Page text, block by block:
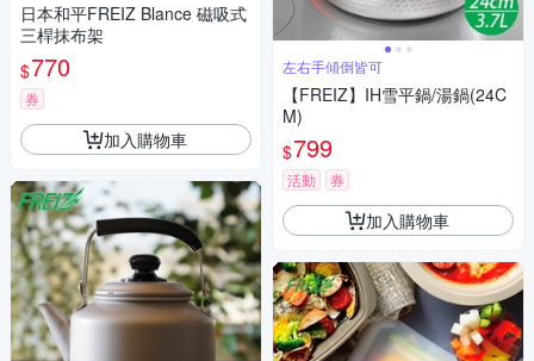
日本和平FREIZ Blance 磁吸式
三桿抹布架
$770
券
加入購物車
左右手傾倒皆可
【FREIZ】IH雪平鍋/湯鍋(24C
M)
$799
活動 券
加入購物車